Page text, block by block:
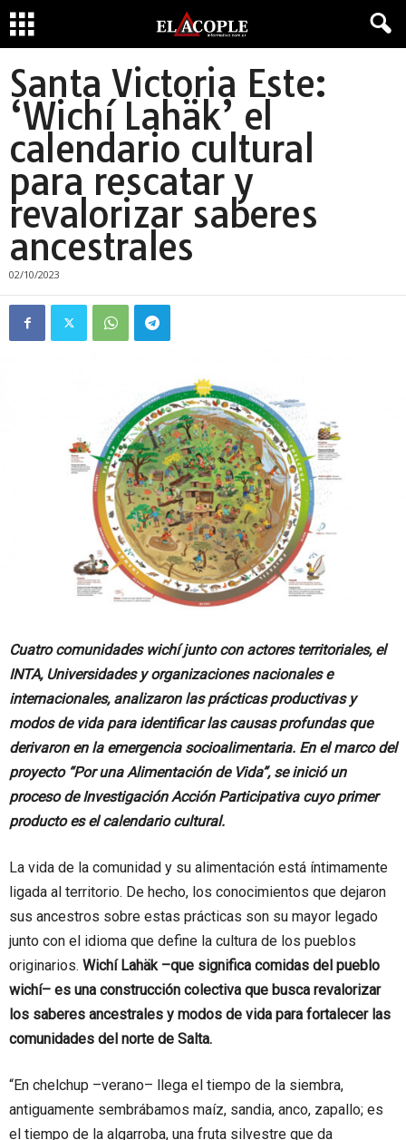
Santa Victoria Este:
‘Wichí Lahäk’ el
calendario cultural
para rescatar y
revalorizar saberes
ancestrales
02/10/2023
Cuatro comunidades wichí junto con actores territoriales, el
INTA, Universidades y organizaciones nacionales e
internacionales, analizaron las prácticas productivas y
modos de vida para identificar las causas profundas que
derivaron en la emergencia socioalimentaria. En el marco del
proyecto “Por una Alimentación de Vida”, se inició un
proceso de Investigación Acción Participativa cuyo primer
producto es el calendario cultural.
La vida de la comunidad y su alimentación está íntimamente
ligada al territorio. De hecho, los conocimientos que dejaron
sus ancestros sobre estas prácticas son su mayor legado
junto con el idioma que define la cultura de los pueblos
originarios. Wichí Lahäk –que significa comidas del pueblo
wichí– es una construcción colectiva que busca revalorizar
los saberes ancestrales y modos de vida para fortalecer las
comunidades del norte de Salta.
“En chelchup –verano– llega el tiempo de la siembra,
antiguamente sembrábamos maíz, sandia, anco, zapallo; es
el tiempo de la algarroba, una fruta silvestre que da